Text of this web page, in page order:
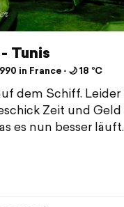
Tunis
in France ⋅ 🌙 18 °C
dem Schiff.
Zeit und
es nun besser läuft.